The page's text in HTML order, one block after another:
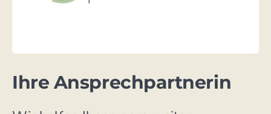
Ihre Ansprech­partnerin